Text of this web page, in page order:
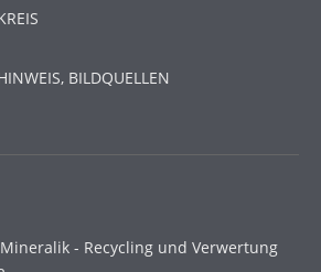
BILDQUELLEN
- Recycling und Verwertung